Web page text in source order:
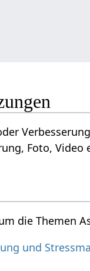
Foto,
die Themen
und